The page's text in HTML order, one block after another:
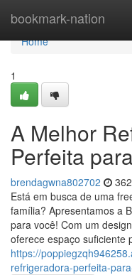
bookmark-nation
Home
Home
1
A Melhor
Perfeita
brendagwna802702
Está em busca de uma
família? Apresentamos a
para você! Com um
oferece espaço suficiente
https://
refrigeradora-perfeita-